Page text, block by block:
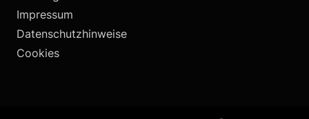
Impressum
Datenschutzhinweise
Cookies